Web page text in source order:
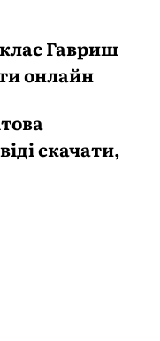
Гавриш
онлайн
скачати,